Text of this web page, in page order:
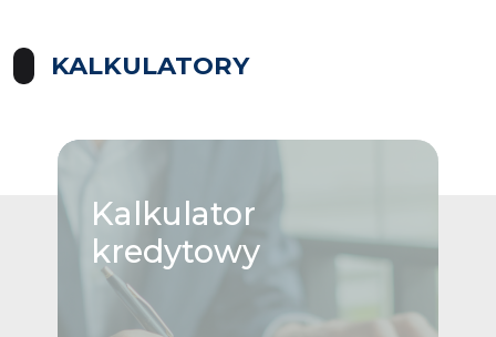
KALKULATORY
Kalkulator
kredytowy